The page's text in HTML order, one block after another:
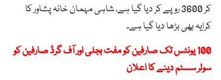
کر 3600 روپے کر دیا گیا ہے، شاہی مہمان خانہ پشاور کا
کرایہ بھی بڑھا دیا گیا ہے۔
100 یونٹس تک صارفین کو مفت بجلی اور آف گرڈ صارفین کو
سولر سسٹم دینے کا اعلان